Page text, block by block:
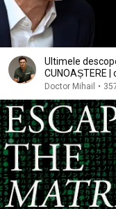
Ultimele
CUNOAȘTERE
Doctor Mihail •